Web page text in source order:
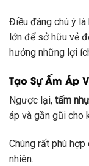
Điều đáng chú ý
lớn để sở hữu vẻ
hưởng những lợi
Tạo Sự Ấm Áp
Ngược lại, tấm
áp và gần gũi cho
Chúng rất phù
nhiên.